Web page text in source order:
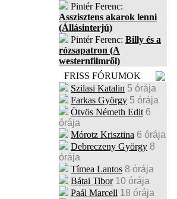
Pintér Ferenc:
Asszisztens akarok lenni
(Állásinterjú)
Pintér Ferenc: Billy és a
rózsapatron (A
westernfilmről)
FRISS FÓRUMOK
Szilasi Katalin 5 órája
Farkas György 5 órája
Ötvös Németh Edit 6
órája
Mórotz Krisztina 6 órája
Debreczeny György 8
órája
Tímea Lantos 8 órája
Bátai Tibor 10 órája
Paál Marcell 18 órája